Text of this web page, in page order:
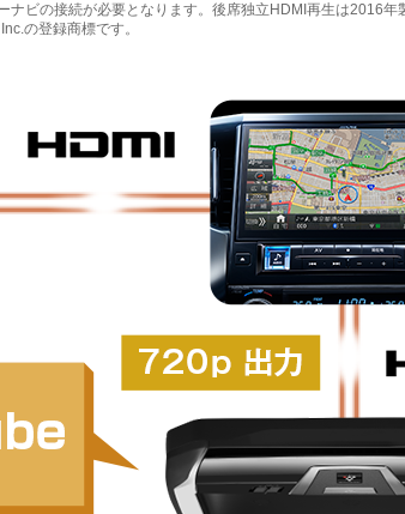
ナビの接続が必要となります。後席独立HDMI再生は2016
の登録商標です。